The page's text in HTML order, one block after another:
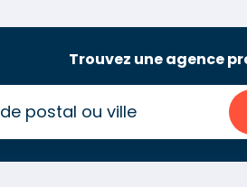
Trouvez une agence